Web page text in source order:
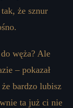
że sznur
węża? Ale
– pokazał
bardzo lubisz
ta już ci nie